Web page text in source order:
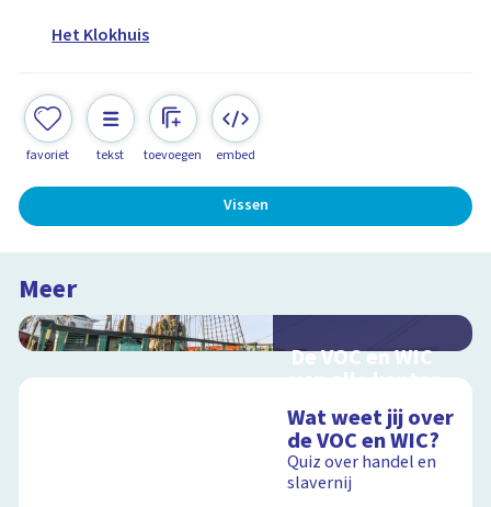
Het Klokhuis
favoriet tekst toevoegen embed
Vissen
Meer
De VOC en WIC
van alle kanten
over zee
Wat weet jij over
de VOC en WIC?
Quiz over handel en
slavernij